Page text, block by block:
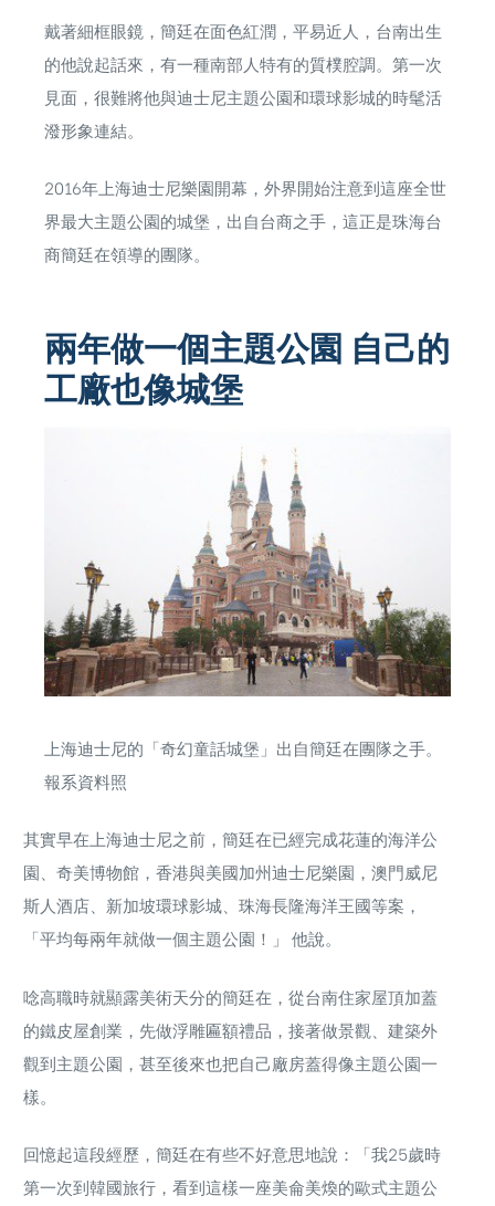
戴著細框眼鏡，簡廷在面色紅潤，平易近人，台南出生
的他說起話來，有一種南部人特有的質樸腔調。第一次
見面，很難將他與迪士尼主題公園和環球影城的時髦活
潑形象連結。
2016年上海迪士尼樂園開幕，外界開始注意到這座全世
界最大主題公園的城堡，出自台商之手，這正是珠海台
商簡廷在領導的團隊。
兩年做一個主題公園 自己的
工廠也像城堡
上海迪士尼的「奇幻童話城堡」出自簡廷在團隊之手。
報系資料照
其實早在上海迪士尼之前，簡廷在已經完成花蓮的海洋公
園、奇美博物館，香港與美國加州迪士尼樂園，澳門威尼
斯人酒店、新加坡環球影城、珠海長隆海洋王國等案，
「平均每兩年就做一個主題公園！」 他說。
唸高職時就顯露美術天分的簡廷在，從台南住家屋頂加蓋
的鐵皮屋創業，先做浮雕匾額禮品，接著做景觀、建築外
觀到主題公園，甚至後來也把自己廠房蓋得像主題公園一
樣。
回憶起這段經歷，簡廷在有些不好意思地說：「我25歲時
第一次到韓國旅行，看到這樣一座美侖美煥的歐式主題公